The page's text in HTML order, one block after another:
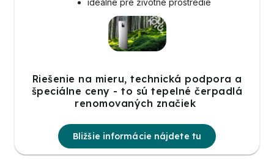
ideálne pre životné prostredie
Riešenie na mieru, technická podpora a
špeciálne ceny - to sú tepelné čerpadlá
renomovaných značiek
Bližšie informácie nájdete tu